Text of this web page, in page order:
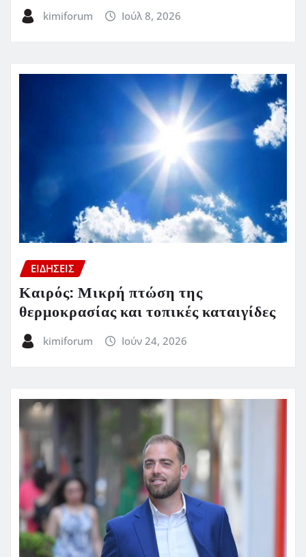
kimiforum Ιούλ 8, 2026
ΕΙΔΗΣΕΙΣ
Καιρός: Μικρή πτώση της
θερμοκρασίας και τοπικές καταιγίδες
kimiforum Ιούν 24, 2026